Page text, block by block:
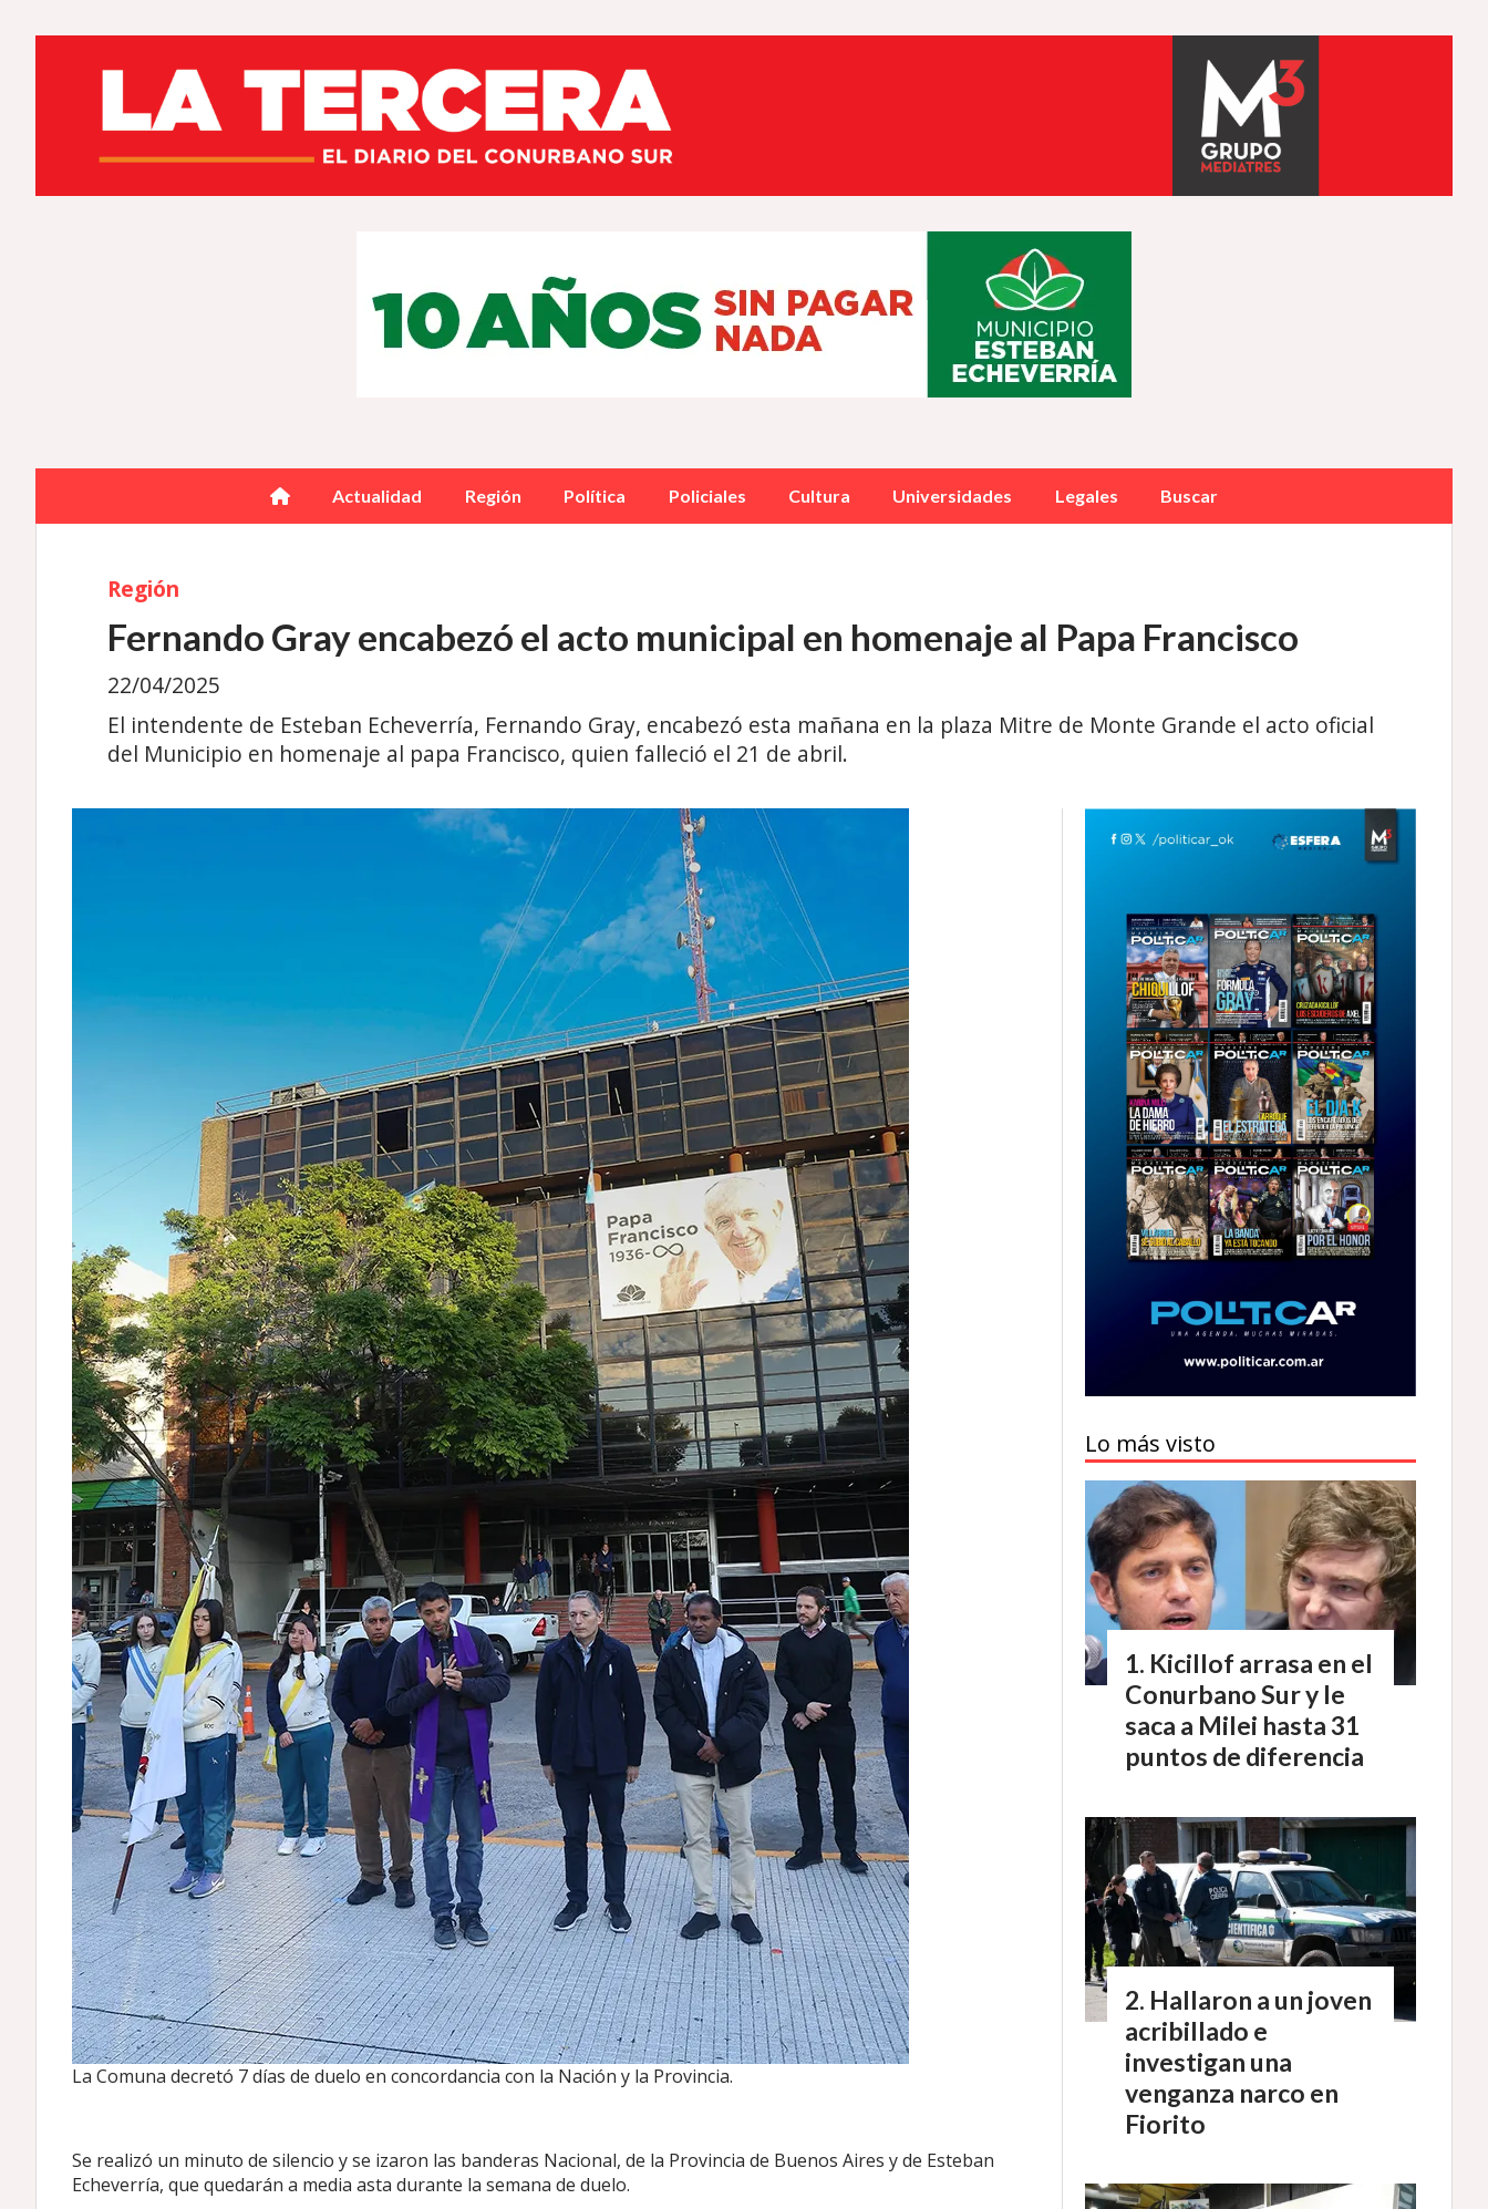
Actualidad Región Política Policiales Cultura Universidades Legales Buscar
Fernando Gray encabezó el acto municipal en homenaje al Papa Francisco
El intendente de Esteban Echeverría, Fernando Gray, encabezó esta mañana en la plaza Mitre de Monte Grande el acto oficial
del Municipio en homenaje al papa Francisco, quien falleció el 21 de abril.
Región
22/04/2025
La Comuna decretó 7 días de duelo en concordancia con la Nación y la Provincia.
Se realizó un minuto de silencio y se izaron las banderas Nacional, de la Provincia de Buenos Aires y de Esteban
Echeverría, que quedarán a media asta durante la semana de duelo.
Lo más visto
Kicillof arrasa en el
Conurbano Sur y le
saca a Milei hasta 31
puntos de diferencia
Hallaron a un joven
acribillado e
investigan una
venganza narco en
Fiorito